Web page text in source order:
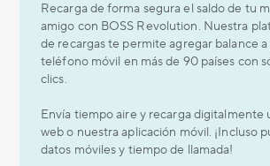
Recarga de forma segura el saldo de tu
amigo con BOSS Revolution. Nuestra
de recargas te permite agregar balance
teléfono móvil en más de 90 países con
clics.
Envía tiempo aire y recarga digitalmente
web o nuestra aplicación móvil. ¡Incluso
datos móviles y tiempo de llamada!